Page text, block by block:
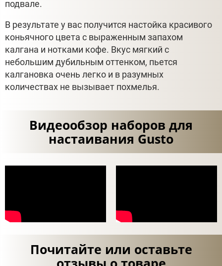
подвале.
В результате у вас получится настойка красивого
коньячного цвета с выраженным запахом
калгана и нотками кофе. Вкус мягкий с
небольшим дубильным оттенком, пьется
калгановка очень легко и в разумных
количествах не вызывает похмелья.
Видеообзор наборов для
настаивания Gusto
Почитайте или оставьте